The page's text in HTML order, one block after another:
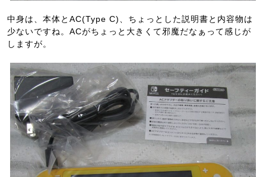
中身は、本体とAC(Type C)、ちょっとした説明書と内容物は
少ないですね。ACがちょっと大きくて邪魔だなぁって感じが
しますが。